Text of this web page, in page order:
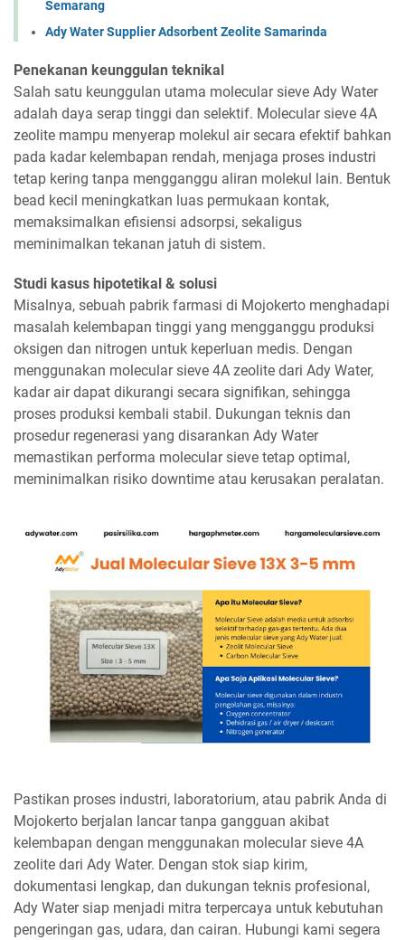
Semarang
Ady Water Supplier Adsorbent Zeolite Samarinda
Penekanan keunggulan teknikal
Salah satu keunggulan utama molecular sieve Ady Water
adalah daya serap tinggi dan selektif. Molecular sieve 4A
zeolite mampu menyerap molekul air secara efektif bahkan
pada kadar kelembapan rendah, menjaga proses industri
tetap kering tanpa mengganggu aliran molekul lain. Bentuk
bead kecil meningkatkan luas permukaan kontak,
memaksimalkan efisiensi adsorpsi, sekaligus
meminimalkan tekanan jatuh di sistem.
Studi kasus hipotetikal & solusi
Misalnya, sebuah pabrik farmasi di Mojokerto menghadapi
masalah kelembapan tinggi yang mengganggu produksi
oksigen dan nitrogen untuk keperluan medis. Dengan
menggunakan molecular sieve 4A zeolite dari Ady Water,
kadar air dapat dikurangi secara signifikan, sehingga
proses produksi kembali stabil. Dukungan teknis dan
prosedur regenerasi yang disarankan Ady Water
memastikan performa molecular sieve tetap optimal,
meminimalkan risiko downtime atau kerusakan peralatan.
Pastikan proses industri, laboratorium, atau pabrik Anda di
Mojokerto berjalan lancar tanpa gangguan akibat
kelembapan dengan menggunakan molecular sieve 4A
zeolite dari Ady Water. Dengan stok siap kirim,
dokumentasi lengkap, dan dukungan teknis profesional,
Ady Water siap menjadi mitra terpercaya untuk kebutuhan
pengeringan gas, udara, dan cairan. Hubungi kami segera